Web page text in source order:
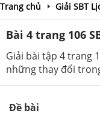
Trang chủ Giải SBT
Bài 4 trang 106
Giải bài tập 4 trang
những thay đổi
Đề bài